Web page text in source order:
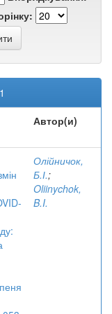
Автор(и)
Олійничок,
Б.І.;
Oliinychok,
B.I.